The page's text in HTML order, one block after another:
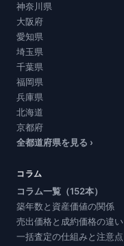
神奈川県
大阪府
愛知県
埼玉県
千葉県
福岡県
兵庫県
北海道
京都府
全都道府県を見る ›
コラム
コラム一覧（152本）
築年数と資産価値の関係
売出価格と成約価格の違い
一括査定の仕組みと注意点